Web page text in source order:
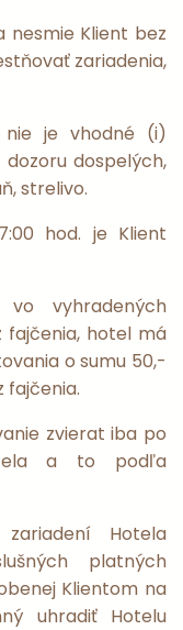
nesmie Klient bez
zariadenia,
nie je vhodné (i)
dospelých,
strelivo.
hod. je Klient
vyhradených
fajčenia, hotel má
o sumu 50,-
fajčenia.
zvierat iba po
a to podľa
Hotela
platných
Klientom na
uhradiť Hotelu